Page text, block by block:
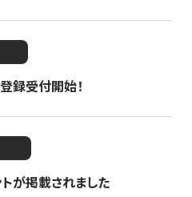
録受付開始！
が掲載されました